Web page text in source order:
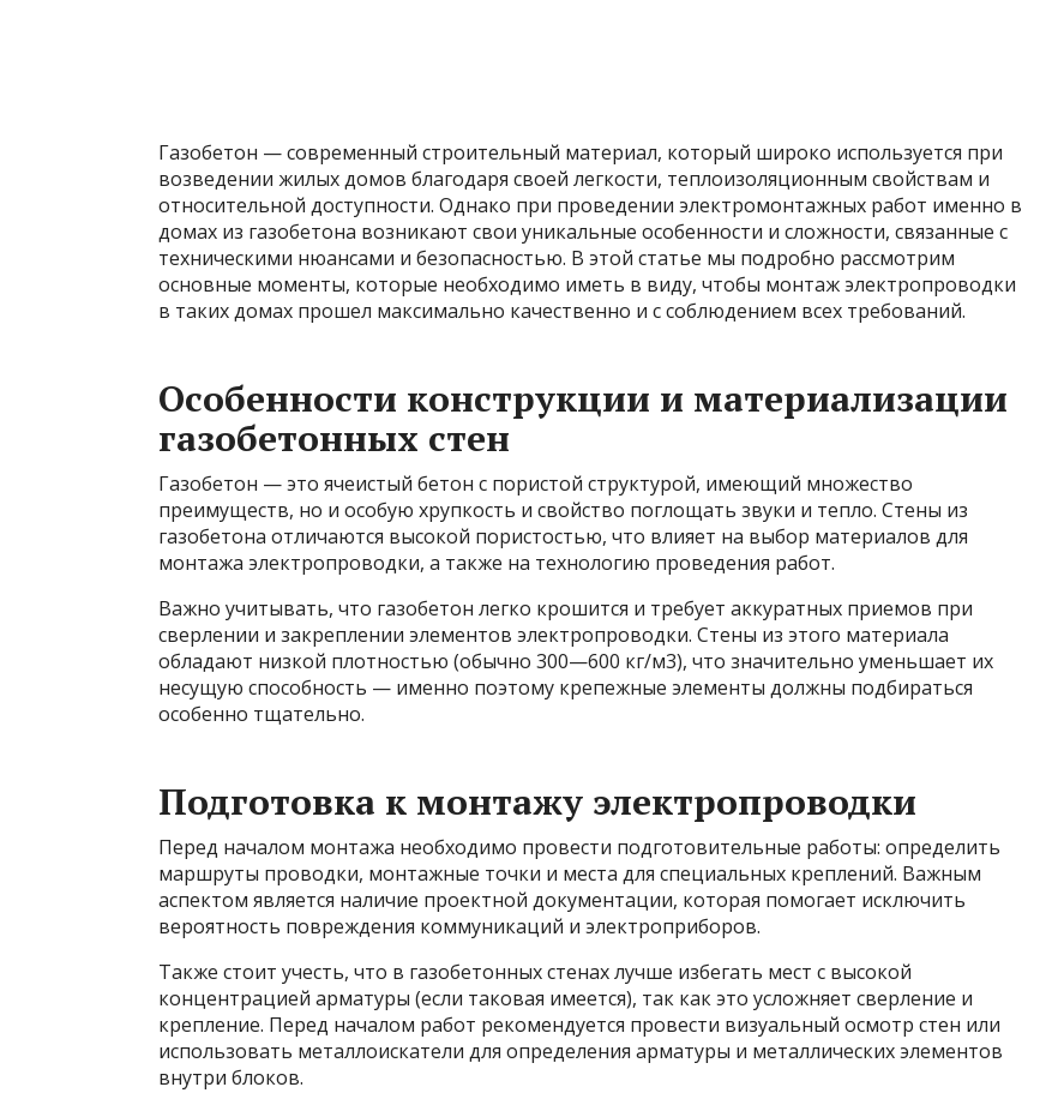
Газобетон — современный строительный материал, который широко используется при
возведении жилых домов благодаря своей легкости, теплоизоляционным свойствам и
относительной доступности. Однако при проведении электромонтажных работ именно в
домах из газобетона возникают свои уникальные особенности и сложности, связанные с
техническими нюансами и безопасностью. В этой статье мы подробно рассмотрим
основные моменты, которые необходимо иметь в виду, чтобы монтаж электропроводки
в таких домах прошел максимально качественно и с соблюдением всех требований.
Особенности конструкции и материализации
газобетонных стен
Газобетон — это ячеистый бетон с пористой структурой, имеющий множество
преимуществ, но и особую хрупкость и свойство поглощать звуки и тепло. Стены из
газобетона отличаются высокой пористостью, что влияет на выбор материалов для
монтажа электропроводки, а также на технологию проведения работ.
Важно учитывать, что газобетон легко крошится и требует аккуратных приемов при
сверлении и закреплении элементов электропроводки. Стены из этого материала
обладают низкой плотностью (обычно 300—600 кг/м3), что значительно уменьшает их
несущую способность — именно поэтому крепежные элементы должны подбираться
особенно тщательно.
Подготовка к монтажу электропроводки
Перед началом монтажа необходимо провести подготовительные работы: определить
маршруты проводки, монтажные точки и места для специальных креплений. Важным
аспектом является наличие проектной документации, которая помогает исключить
вероятность повреждения коммуникаций и электроприборов.
Также стоит учесть, что в газобетонных стенах лучше избегать мест с высокой
концентрацией арматуры (если таковая имеется), так как это усложняет сверление и
крепление. Перед началом работ рекомендуется провести визуальный осмотр стен или
использовать металлоискатели для определения арматуры и металлических элементов
внутри блоков.